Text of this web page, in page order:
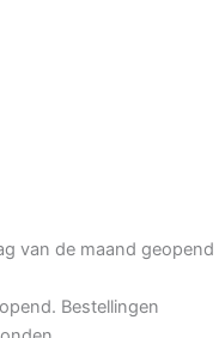
van de maand geopend
Bestellingen